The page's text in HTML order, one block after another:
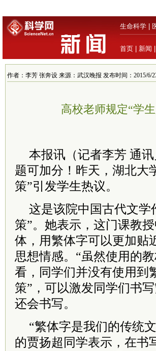
生命科学
首页 新闻
作者：李芳 张奔设 来源：武汉晚报 发布时间：2015/6/
高校老师规定“学
本报讯（记者李芳 通
题可加分！昨天，湖北大
策”引发学生热议。
这是该院中国古代文学
策”。她表示，这门课教
体，用繁体字可以更加贴
思想情感。“虽然使用的
看，同学们并没有使用到
策”，可以激发同学们书
还会书写。
“繁体字是我们的传统
的贾扬超同学表示，在书